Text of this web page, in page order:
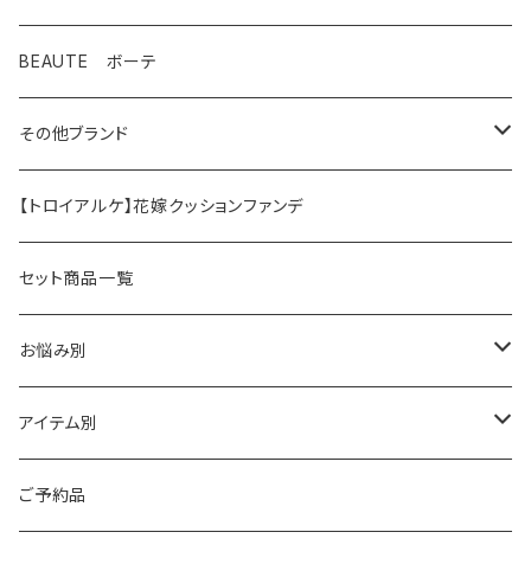
テラスキン
ラインリペア
アンストレス
フォーエバーヤング
イラストリアス
ローズドメーラ
ビオフィート
BEAUTE ボーテ
その他ブランド
マッコイ
HAAB（ハーブ商品）
HAAB SKIN・その他
HAAB REPRO
ワカサプリ
ゼオスキン
REVISION（リビジョン）
【トロイアルケ】花嫁クッションファンデ
セット商品一覧
お悩み別
乾燥
敏感
アイテム別
クレンジング
ご予約品